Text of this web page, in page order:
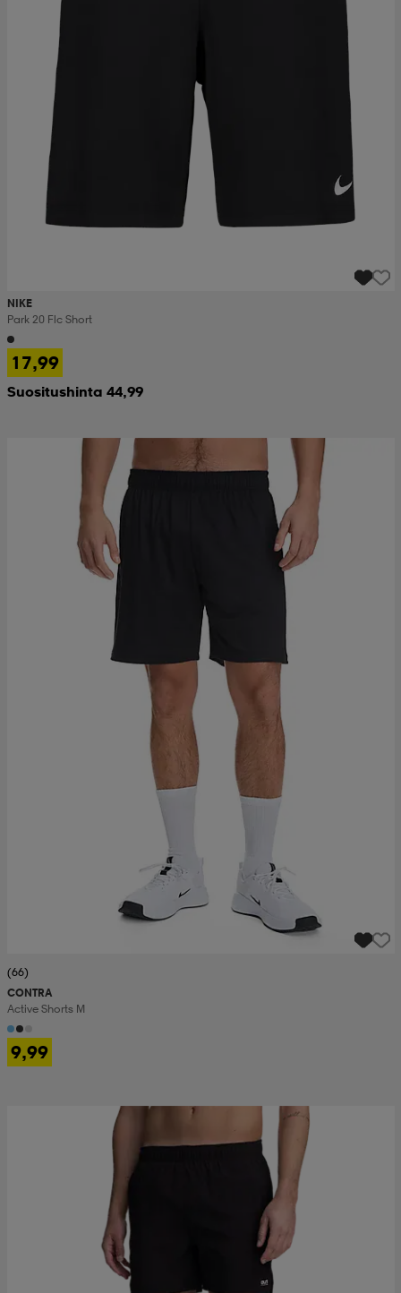
NIKE
Park 20 Flc Short
17,99
Suositushinta 44,99
(66)
CONTRA
Active Shorts M
9,99